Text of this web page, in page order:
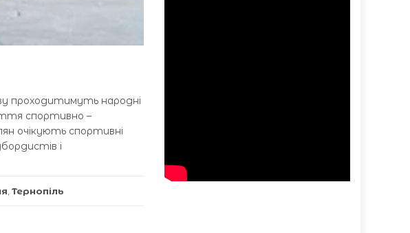
проходитимуть народні
спортивно –
очікують спортивні
і
, Тернопіль